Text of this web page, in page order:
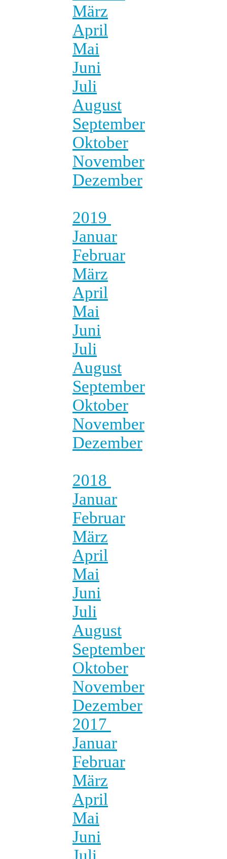
März
April
Mai
Juni
Juli
August
September
Oktober
November
Dezember
2019
Januar
Februar
März
April
Mai
Juni
Juli
August
September
Oktober
November
Dezember
2018
Januar
Februar
März
April
Mai
Juni
Juli
August
September
Oktober
November
Dezember
2017
Januar
Februar
März
April
Mai
Juni